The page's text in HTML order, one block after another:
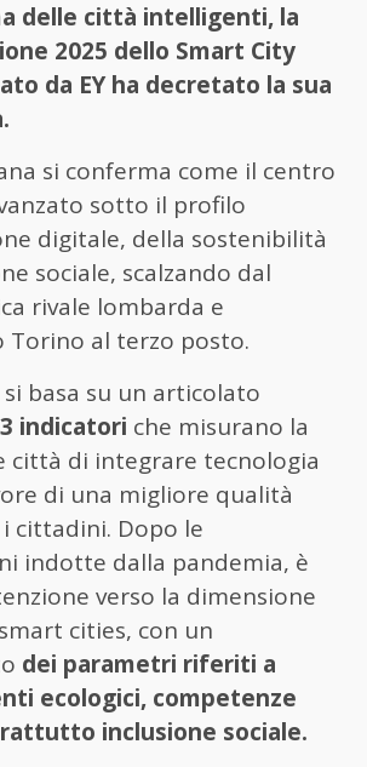
delle città intelligenti, la
2025 dello Smart City
da EY ha decretato la sua
si conferma come il centro
sotto il profilo
digitale, della sostenibilità
sociale, scalzando dal
rivale lombarda e
Torino al terzo posto.
si basa su un articolato
indicatori che misurano la
città di integrare tecnologia
di una migliore qualità
cittadini. Dopo le
indotte dalla pandemia, è
verso la dimensione
cities, con un
dei parametri riferiti a
ecologici, competenze
inclusione sociale.